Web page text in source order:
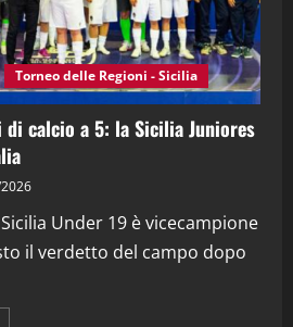
in Podcast Sport News
in Podcast: 27^ Puntata
14 Aprile 2026)
04/2026
in Podcast
in Podcast: 26^ Puntata
04/2026
Torneo delle Regioni - Sicilia
di calcio a 5: la Sicilia Juniores
Under 19 è vicecampione
il verdetto del campo dopo